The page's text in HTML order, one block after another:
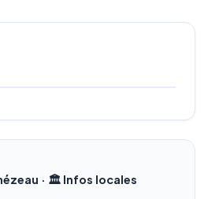
· 🏛️ Infos locales